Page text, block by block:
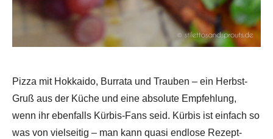
Pizza mit Hokkaido, Burrata und Trauben – ein Herbst-
Gruß aus der Küche und eine absolute Empfehlung,
wenn ihr ebenfalls Kürbis-Fans seid. Kürbis ist einfach so
was von vielseitig – man kann quasi endlose Rezept-